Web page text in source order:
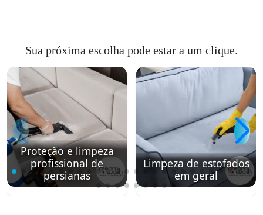
Sua próxima escolha pode estar a um clique.
Proteção e limpeza
profissional de
persianas
Limpeza de estofados
em geral